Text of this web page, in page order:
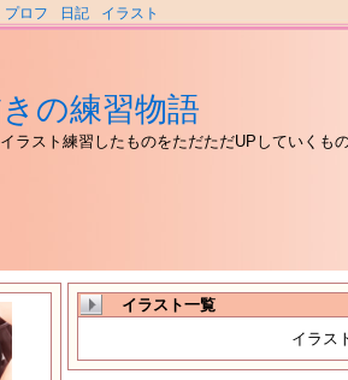
プロフ 日記 イラスト
の練習物語
ラスト練習したものをただただUPしていくも
イラスト一覧
イラス